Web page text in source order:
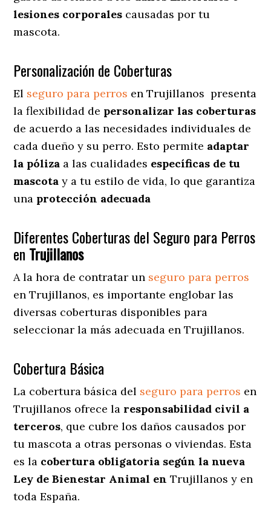
lesiones corporales causadas por tu
mascota.
Personalización de Coberturas
El seguro para perros en Trujillanos presenta
la flexibilidad de personalizar las coberturas
de acuerdo a las necesidades individuales de
cada dueño y su perro. Esto permite adaptar
la póliza a las cualidades específicas de tu
mascota y a tu estilo de vida, lo que garantiza
una protección adecuada
Diferentes Coberturas del Seguro para Perros
en Trujillanos
A la hora de contratar un seguro para perros
en Trujillanos, es importante englobar las
diversas coberturas disponibles para
seleccionar la más adecuada en Trujillanos.
Cobertura Básica
La cobertura básica del seguro para perros en
Trujillanos ofrece la responsabilidad civil a
terceros, que cubre los daños causados por
tu mascota a otras personas o viviendas. Esta
es la cobertura obligatoria según la nueva
Ley de Bienestar Animal enTrujillanos y en
toda España.